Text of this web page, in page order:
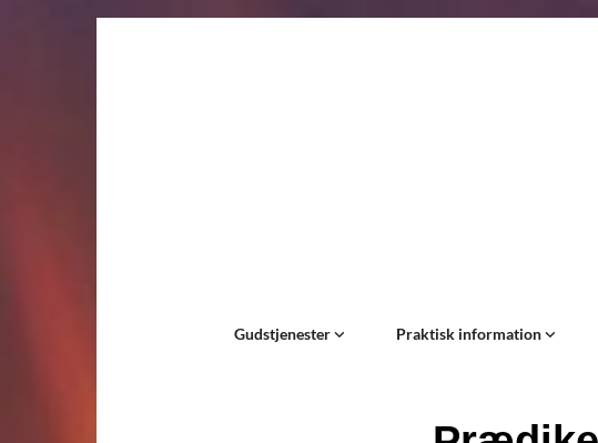
Gudstjenester Praktisk information